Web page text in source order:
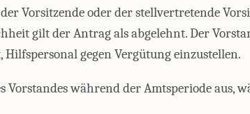
Vorsitzende oder der stellvertretende
gilt der Antrag als abgelehnt. Der
gegen Vergütung einzustellen.
während der Amtsperiode aus,